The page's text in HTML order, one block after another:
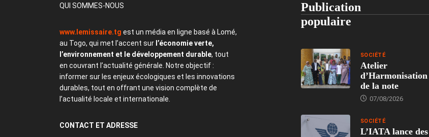
QUI SOMMES-NOUS
www.lemissaire.tg est un média en ligne basé à Lomé,
au Togo, qui met l’accent sur l’économie verte,
l’environnement et le développement durable, tout
en couvrant l’actualité générale. Notre objectif :
informer sur les enjeux écologiques et les innovations
durables, tout en offrant une vision complète de
l’actualité locale et internationale.
CONTACT ET ADRESSE
Publication
populaire
SOCIÉTÉ
Atelier
d’Harmonisation
de la note
07/08/2026
SOCIÉTÉ
L’IATA lance des